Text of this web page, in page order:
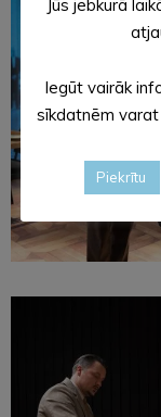
Jūs jebkurā
Iegūt vairāk
sīkdatnēm
Piekrītu